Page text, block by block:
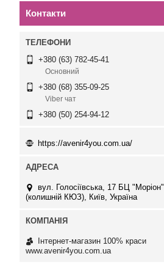
Контакти
+380 (63) 782-45-41
Основний
+380 (68) 355-09-25
Viber чат
+380 (50) 254-94-12
https://avenir4you.com.ua/
вул. Голосіївська, 17 БЦ "Моріон"
(колишній КЮЗ), Київ, Україна
Інтернет-магазин 100% краси
www.avenir4you.com.ua